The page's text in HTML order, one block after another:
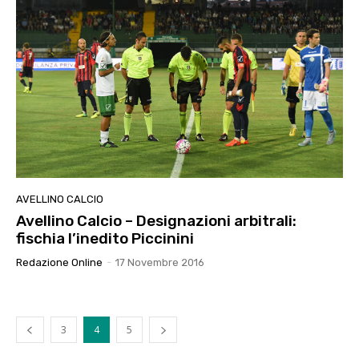
AVELLINO CALCIO
Avellino Calcio – Designazioni arbitrali:
fischia l’inedito Piccinini
Redazione Online - 17 Novembre 2016
3 4 5